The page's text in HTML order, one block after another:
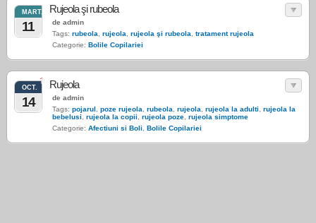
MART.
11
Rujeola şi rubeola
de admin
Tags: rubeola rujeola rujeola şi rubeola
tratament rujeola
Categorie: Bolile Copilariei
1
OCT.
14
Rujeola
de admin
Tags: pojarul poze rujeola rubeola rujeola rujeola la adulti
rujeola la
bebelusi
rujeola la copii rujeola poze rujeola simptome
Categorie: Afectiuni si Boli Bolile Copilariei